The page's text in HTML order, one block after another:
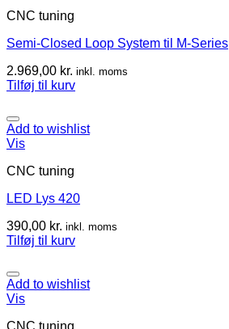
CNC tuning
Semi-Closed Loop System til M-Series
2.969,00 kr. inkl. moms
Tilføj til kurv
Add to wishlist
Vis
CNC tuning
LED Lys 420
390,00 kr. inkl. moms
Tilføj til kurv
Add to wishlist
Vis
CNC tuning